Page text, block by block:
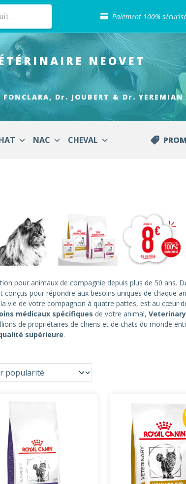
Paiement 100%
Retour gratuit en clinique
Sélection de croquettes
Paiement 100% sécurisé
Livraison gratuite en clinique
Retour gratuit en
Sélection de croquettes
NEOVET
Dr. JOUBERT & Dr. YEREMIAN
NAC CHEVAL
pour animaux de compagnie depuis plus de 50 ans.
conçus pour répondre aux besoins uniques de chaque
vie de votre compagnon à quatre pattes, est au cœur
médicaux spécifiques de votre animal,
de propriétaires de chiens et de chats du monde
supérieure.